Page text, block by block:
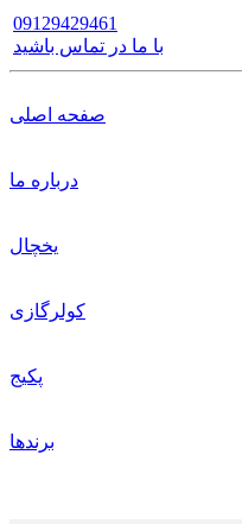
09129429461
با ما در تماس باشید
صفحه اصلی
درباره ما
یخچال
کولرگازی
پکیج
برندها